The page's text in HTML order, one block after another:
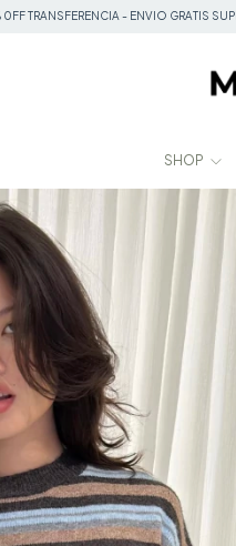
GRATIS SUPERANDO LOS $100.000
SHOP